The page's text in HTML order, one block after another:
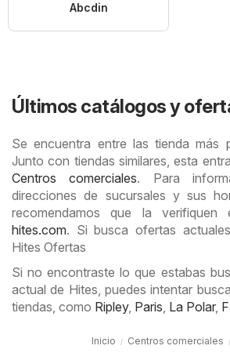
Abcdin
Últimos catálogos y
Se encuentra entre las tienda más
Junto con tiendas similares, esta
Centros comerciales. Para
direcciones de sucursales y sus
recomendamos que la
hites.com. Si busca ofertas
Hites Ofertas
Si no encontraste lo que estabas
actual de Hites, puedes intentar
tiendas, como Ripley, Paris, La Polar,
Inicio Centros comerciales